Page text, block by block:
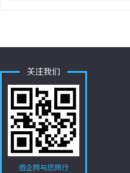
关注我们
佰企网与您同行